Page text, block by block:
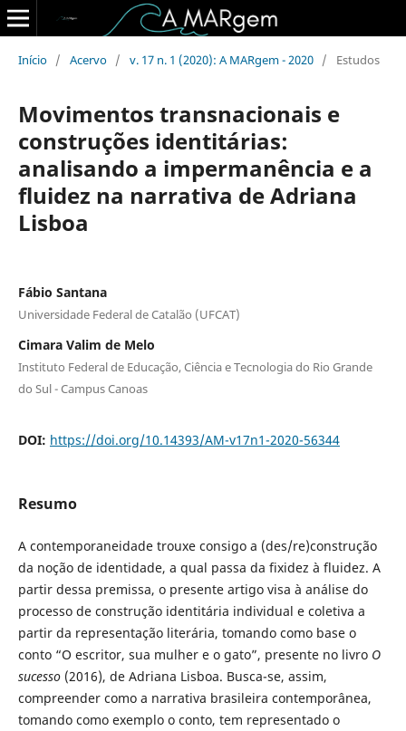
Início / Acervo / v. 17 n. 1 (2020): A MARgem - 2020 / Estudos
Movimentos transnacionais e
construções identitárias:
analisando a impermanência e a
fluidez na narrativa de Adriana
Lisboa
Fábio Santana
Universidade Federal de Catalão (UFCAT)
Cimara Valim de Melo
Instituto Federal de Educação, Ciência e Tecnologia do Rio Grande
do Sul - Campus Canoas
DOI: https://doi.org/10.14393/AM-v17n1-2020-56344
Resumo
A contemporaneidade trouxe consigo a (des/re)construção
da noção de identidade, a qual passa da fixidez à fluidez. A
partir dessa premissa, o presente artigo visa à análise do
processo de construção identitária individual e coletiva a
partir da representação literária, tomando como base o
conto “O escritor, sua mulher e o gato”, presente no livro O
sucesso (2016), de Adriana Lisboa. Busca-se, assim,
compreender como a narrativa brasileira contemporânea,
tomando como exemplo o conto, tem representado o